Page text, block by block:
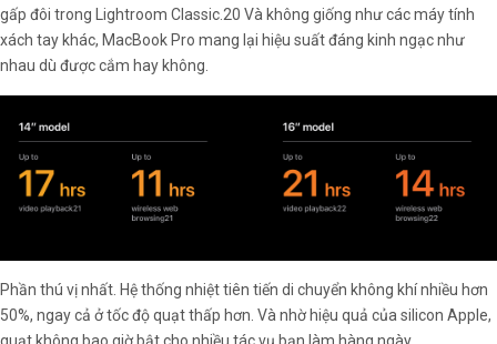
gấp đôi trong Lightroom Classic.20 Và không giống như các máy tính
xách tay khác, MacBook Pro mang lại hiệu suất đáng kinh ngạc như
nhau dù được cắm hay không.
Phần thú vị nhất. Hệ thống nhiệt tiên tiến di chuyển không khí nhiều hơn
50%, ngay cả ở tốc độ quạt thấp hơn. Và nhờ hiệu quả của silicon Apple,
quạt không bao giờ bật cho nhiều tác vụ bạn làm hàng ngày.